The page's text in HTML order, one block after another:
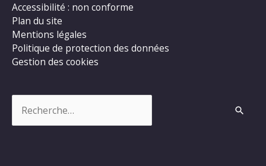
Accessibilité : non conforme
Plan du site
Mentions légales
Politique de protection des données
Gestion des cookies